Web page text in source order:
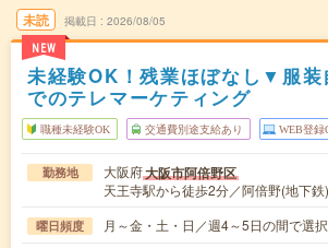
未読
NEW
掲載日 2026/08/05
未経験OK！残業ほぼなし▼服装
でのテレマーケティング
職種未経験OK 交通費別途支給あり WEB登録
勤務地 大阪府大阪市阿倍野区
天王寺駅から徒歩2分／阿倍野(地下
曜日頻度 月～金・土・日／週4～5日の間で選